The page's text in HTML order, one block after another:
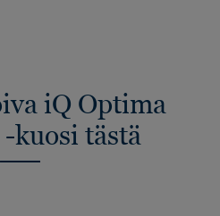
iQ Optima
kuosi tästä